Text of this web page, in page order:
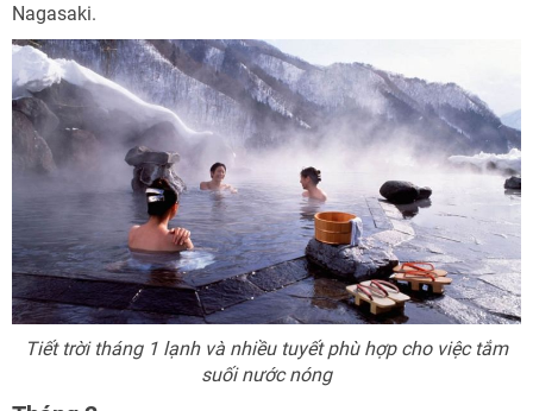
Nagasaki.
Tiết trời tháng 1 lạnh và nhiều tuyết phù hợp cho việc tắm
suối nước nóng